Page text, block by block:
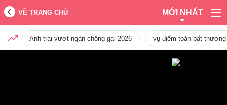
VỀ TRANG CHỦ MỚI NHẤT
Anh trai vượt ngàn chông gai 2026 vụ điểm toán bất